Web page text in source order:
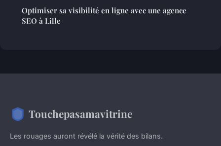
Optimiser sa visibilité en ligne avec une agence
SEO à Lille
Touchepasamavitrine
Les rouages auront révélé la vérité des bilans.